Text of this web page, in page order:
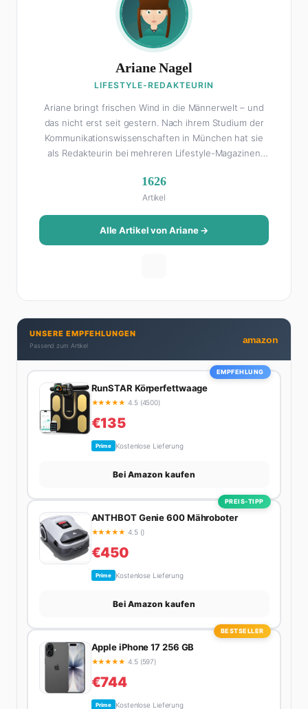
Ariane Nagel
LIFESTYLE-REDAKTEURIN
Ariane bringt frischen Wind in die Männerwelt – und
das nicht erst seit gestern. Nach ihrem Studium der
Kommunikationswissenschaften in München hat sie
als Redakteurin bei mehreren Lifestyle-Magazinen
Als Lifestyle-Redakteurin schreibt sie über alles, was
das Leben schöner macht: von Interior Design und
Reise-Tipps über Food-Trends bis hin zu
Beziehungsratgebern, die auch Männer gerne lesen.
Ihre Geheimwaffe: Sie weiß genau, was Frauen an
Brunch-Spot der Stadt. Ihre Interior-Tipps basieren
auf echter Erfahrung – ihre Wohnung wurde schon
zweimal in Design-Blogs gefeatured.
1626
Artikel
Alle Artikel von Ariane →
UNSERE EMPFEHLUNGEN
Passend zum Artikel
amazon
EMPFEHLUNG
RunSTAR Körperfettwaage
★★★★★ 4.5 (4500)
€135
Prime Kostenlose Lieferung
Bei Amazon kaufen
PREIS-TIPP
ANTHBOT Genie 600 Mähroboter
★★★★★ 4.5 ()
€450
Prime Kostenlose Lieferung
Bei Amazon kaufen
BESTSELLER
Apple iPhone 17 256 GB
★★★★★ 4.5 (597)
€744
Prime Kostenlose Lieferung